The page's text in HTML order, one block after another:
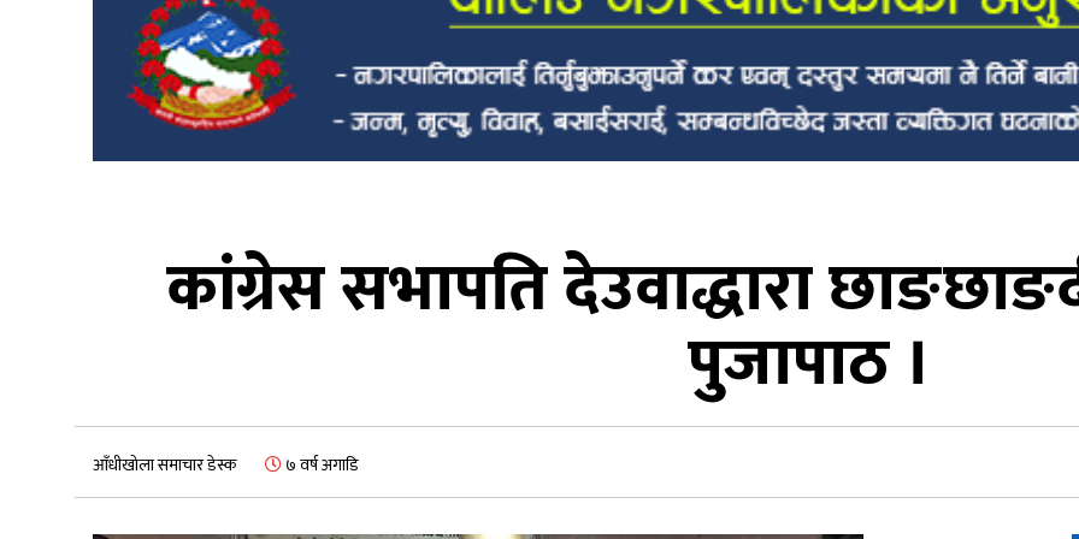
कांग्रेस सभापति देउवाद्धारा
पुजापाठ ।
आँधीखोला समाचार डेस्क ७ वर्ष अगाडि